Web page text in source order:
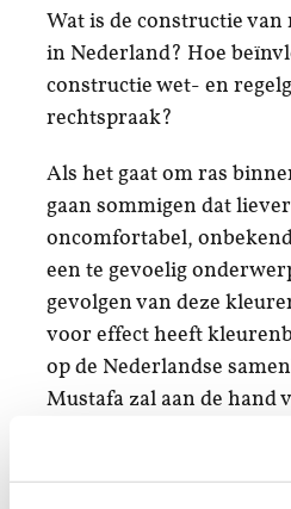
Wat is de constructie
in Nederland? Hoe
constructie wet- en
rechtspraak?
Als het gaat om ras
gaan sommigen dat
oncomfortabel,
een te gevoelig
gevolgen van deze
voor effect heeft
op de Nederlandse
Mustafa zal aan de hand
casussen dit onderwerp
implicaties van